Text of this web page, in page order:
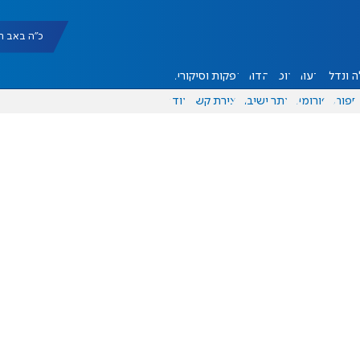
כ"ה באב תשפ"ו
ונדל"ן דעות אוכל יהדות הפקות וסיקורים
ספורט פורומים אתר ישיבה יצירת קשר עוד